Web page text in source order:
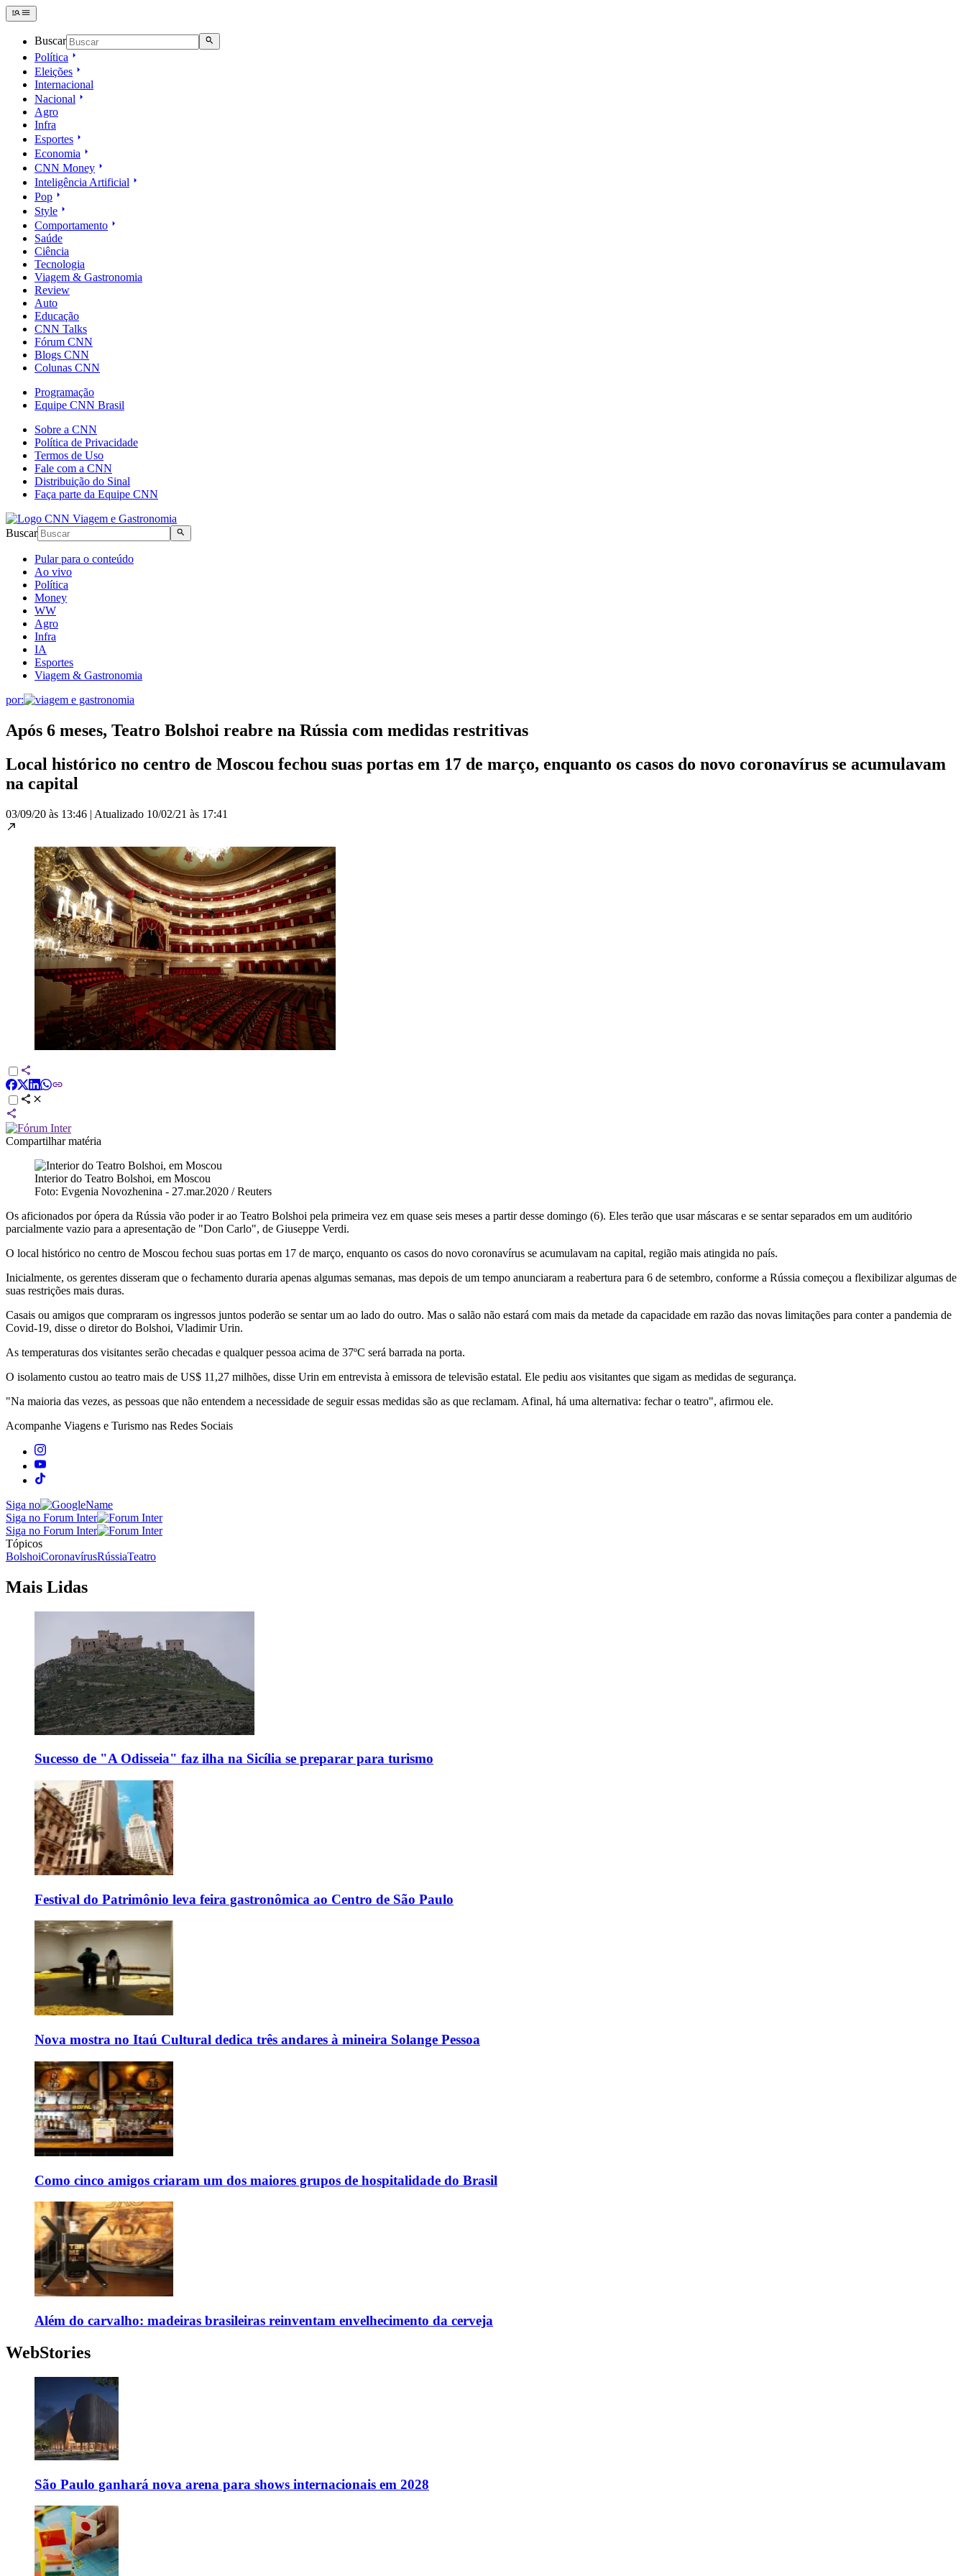
Buscar
Política
Eleições
Internacional
Nacional
Agro
Infra
Esportes
Economia
CNN Money
Inteligência Artificial
Pop
Style
Comportamento
Saúde
Ciência
Tecnologia
Viagem & Gastronomia
Review
Auto
Educação
CNN Talks
Fórum CNN
Blogs CNN
Colunas CNN
Programação
Equipe CNN Brasil
Sobre a CNN
Política de Privacidade
Termos de Uso
Fale com a CNN
Distribuição do Sinal
Faça parte da Equipe CNN
Buscar
Pular para o conteúdo
Ao vivo
Política
Money
WW
Agro
Infra
IA
Esportes
Viagem & Gastronomia
por:
Após 6 meses, Teatro Bolshoi reabre na Rússia com medidas restritivas
Local histórico no centro de Moscou fechou suas portas em 17 de março, enquanto os casos do novo coronavírus se acumulavam
na capital
03/09/20 às 13:46 | Atualizado 10/02/21 às 17:41
Compartilhar matéria
Interior do Teatro Bolshoi, em Moscou
Foto: Evgenia Novozhenina - 27.mar.2020 / Reuters
Os aficionados por ópera da Rússia vão poder ir ao Teatro Bolshoi pela primeira vez em quase seis meses a partir desse domingo (6). Eles terão que usar máscaras e se sentar separados em um auditório
parcialmente vazio para a apresentação de "Don Carlo", de Giuseppe Verdi.
O local histórico no centro de Moscou fechou suas portas em 17 de março, enquanto os casos do novo coronavírus se acumulavam na capital, região mais atingida no país.
Inicialmente, os gerentes disseram que o fechamento duraria apenas algumas semanas, mas depois de um tempo anunciaram a reabertura para 6 de setembro, conforme a Rússia começou a flexibilizar algumas de
suas restrições mais duras.
Casais ou amigos que compraram os ingressos juntos poderão se sentar um ao lado do outro. Mas o salão não estará com mais da metade da capacidade em razão das novas limitações para conter a pandemia de
Covid-19, disse o diretor do Bolshoi, Vladimir Urin.
As temperaturas dos visitantes serão checadas e qualquer pessoa acima de 37ºC será barrada na porta.
O isolamento custou ao teatro mais de US$ 11,27 milhões, disse Urin em entrevista à emissora de televisão estatal. Ele pediu aos visitantes que sigam as medidas de segurança.
"Na maioria das vezes, as pessoas que não entendem a necessidade de seguir essas medidas são as que reclamam. Afinal, há uma alternativa: fechar o teatro", afirmou ele.
Acompanhe Viagens e Turismo nas Redes Sociais
Siga no
Siga no Forum Inter
Siga no Forum Inter
Tópicos
BolshoiCoronavírusRússiaTeatro
Mais Lidas
Sucesso de "A Odisseia" faz ilha na Sicília se preparar para turismo
Festival do Patrimônio leva feira gastronômica ao Centro de São Paulo
Nova mostra no Itaú Cultural dedica três andares à mineira Solange Pessoa
Como cinco amigos criaram um dos maiores grupos de hospitalidade do Brasil
Além do carvalho: madeiras brasileiras reinventam envelhecimento da cerveja
WebStories
São Paulo ganhará nova arena para shows internacionais em 2028